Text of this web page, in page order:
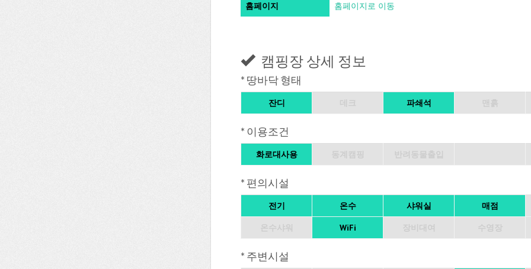
홈페이지 홈페이지로 이동
캠핑장 상세 정보
* 땅바닥 형태
잔디 파쇄석
* 이용조건
화로대사용
* 편의시설
전기 온수 샤워실 매점
WiFi
* 주변시설